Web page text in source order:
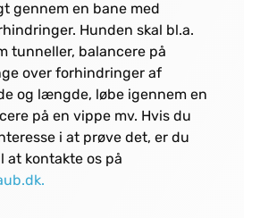
gennem en bane med
Hunden skal bl.a.
tunneller, balancere på
over forhindringer af
og længde, løbe igennem en
på en vippe mv. Hvis du
i at prøve det, er du
at kontakte os på